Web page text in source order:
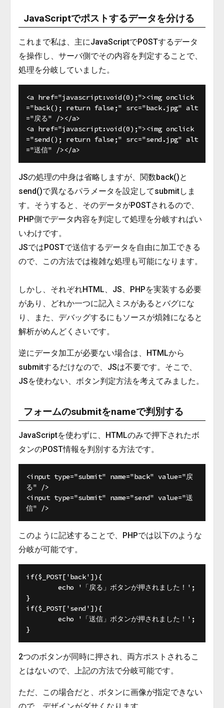
JavaScriptでポストするデータを分ける
これまで私は、主にJavaScriptでPOSTするデータ
を操作し、サーバ側でその内容を判定することで、
処理を分岐していました。
<a href="javascript:void(0);"><img onclick
="back(); return false;" src="back.jpg" alt
="戻る" /></a>
<a href="javascript:void(0);"><img onclick
="send(); return false;" src="send.jpg" alt
JSの処理の中身は省略しますが、関数back()と
send()で異なるパラメータを設定してsubmitしま
す。そうすると、そのデータがPOSTされるので、
PHP側でデータ内容を判定して処理を分岐すればい
いわけです。
JSではPOSTで送信するデータを自由に加工できる
ので、この方法では複雑な処理も可能になります。
しかし、それぞれHTML、JS、PHPを実装する必要
があり、どれか一つに記入ミスがあるとバグにな
り、また、デバッグするにもソースが煩雑になると
解析がめんどくさいです。
逆にデータ加工が必要ない場合は、HTMLから
submitするだけなので、JSは不要です。そこで、
JSを使わない、ボタン判定方法を考えてみました。
フォームのsubmitをnameで判別する
JavaScriptを使わずに、HTMLのみで押下されたボ
タンのPOST情報を判別する方法です。
<input type="submit" name="back" value="戻
る" />
<input type="submit" name="send" value="送
このように記述することで、PHPでは以下のような
分岐が可能です。
if($_POST['back']){
}
if($_POST['send']){
2つのボタンが同時に押され、両方ポストされるこ
とはないので、上記の方法で分岐可能です。
ただ、この場合だと、ボタンに画像が指定できない